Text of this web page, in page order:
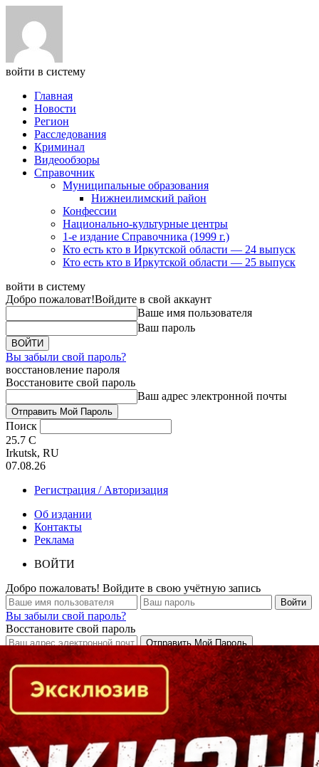
войти в систему
Главная
Новости
Регион
Расследования
Криминал
Видеообзоры
Справочник
Муниципальные образования
Нижнеилимский район
Конфессии
Национально-культурные центры
1-е издание Справочника (1999 г.)
Кто есть кто в Иркутской области — 24 выпуск
Кто есть кто в Иркутской области — 25 выпуск
войти в систему
Добро пожаловат!Войдите в свой аккаунт
Ваше имя пользователя
Ваш пароль
Вы забыли свой пароль?
восстановление пароля
Восстановите свой пароль
Ваш адрес электронной почты
Поиск
25.7 C
Irkutsk, RU
07.08.26
Регистрация / Авторизация
Об издании
Контакты
Реклама
ВОЙТИ
Добро пожаловать! Войдите в свою учётную запись
Вы забыли свой пароль?
Восстановите свой пароль
Кто есть кто в Байкальском регионе